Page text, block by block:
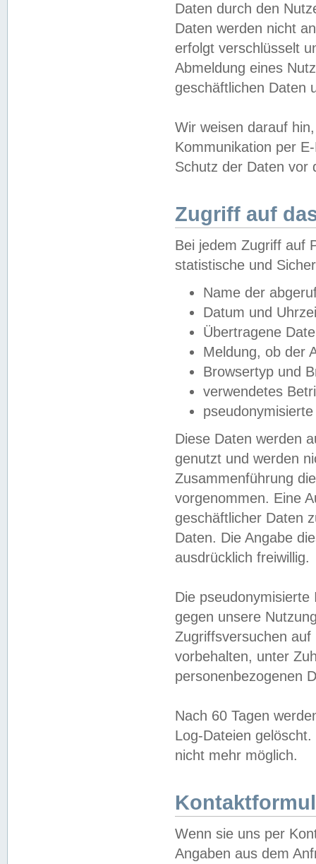
Daten durch den
Daten werden nicht
erfolgt verschlüsselt
Abmeldung eines
geschäftlichen Daten
Wir weisen darauf
Kommunikation per
Schutz der Daten vor
Zugriff auf
Bei jedem Zugriff auf
statistische und
Name der
Datum und
Übertragene
Meldung, ob der
Browsertyp und
verwendetes
Diese Daten werden
genutzt und werden
Zusammenführung
vorgenommen. Eine
geschäftlicher Daten
Daten. Die Angabe
ausdrücklich freiwillig.
Die
gegen unsere
Zugriffsversuchen
vorbehalten, unter
personenbezogenen
Nach 60 Tagen
Log-Dateien
nicht mehr möglich.
Wenn sie uns per
Angaben aus dem